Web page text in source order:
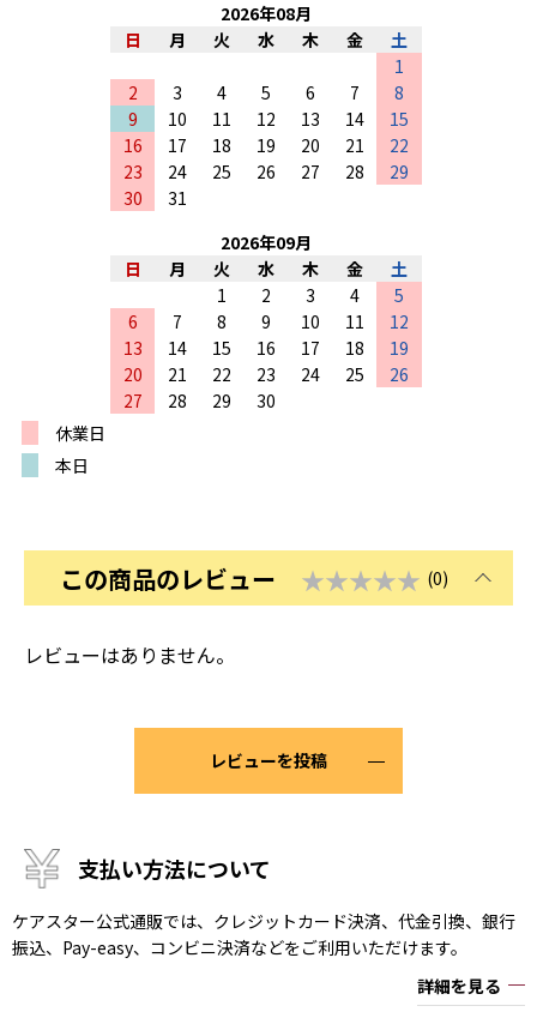
2026年08月
日
月 火 水 木 金
土
1
2
3 4 5 6 7
8
9
10 11 12 13 14
15
16
17 18 19 20 21
22
23
24 25 26 27 28
29
30
31
2026年09月
日
月 火 水 木 金
土
1
2 3 4
5
6
7 8 9 10 11
12
13
14 15 16 17 18
19
20
21 22 23 24 25
26
27
28 29
30
休業日
本日
この商品のレビュー ★★★★★ (0)
レビューはありません。
レビューを投稿
支払い方法について
ケアスター公式通販では、クレジットカード決済、代金引換、銀行
振込、Pay-easy、コンビニ決済などをご利用いただけます。
詳細を見る